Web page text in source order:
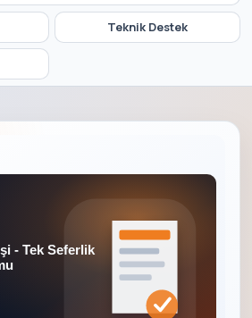
Teknik Destek